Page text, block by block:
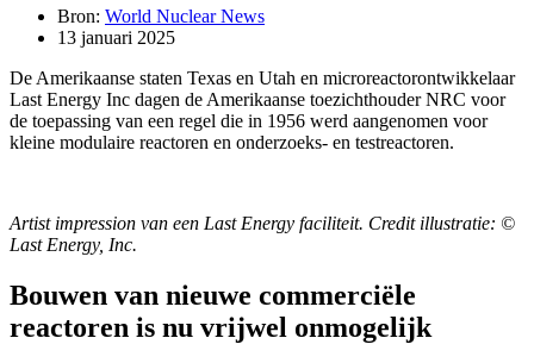
Bron: World Nuclear News
13 januari 2025
De Amerikaanse staten Texas en Utah en microreactorontwikkelaar
Last Energy Inc dagen de Amerikaanse toezichthouder NRC voor
de toepassing van een regel die in 1956 werd aangenomen voor
kleine modulaire reactoren en onderzoeks- en testreactoren.
Artist impression van een Last Energy faciliteit. Credit illustratie: ©
Last Energy, Inc.
Bouwen van nieuwe commerciële
reactoren is nu vrijwel onmogelijk